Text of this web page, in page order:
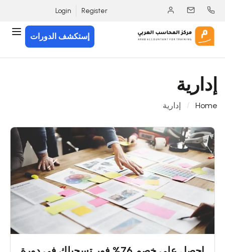
Register
Login
إستكشف الدورات
إدارية
Home إدارية